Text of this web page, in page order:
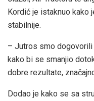
Kordić je istaknuo kako
stabilnije.
– Jutros smo
kako bi se smanjio
dobre rezultate,
Dodao je kako se sa